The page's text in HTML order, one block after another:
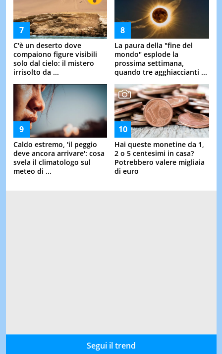
C'è un deserto dove
compaiono figure visibili
solo dal cielo: il mistero
irrisolto da ...
La paura della "fine del
mondo" esplode la
prossima settimana,
quando tre agghiaccianti ...
Caldo estremo, 'il peggio
deve ancora arrivare': cosa
svela il climatologo sul
meteo di ...
Hai queste monetine da 1,
2 o 5 centesimi in casa?
Potrebbero valere migliaia
di euro
Segui il trend